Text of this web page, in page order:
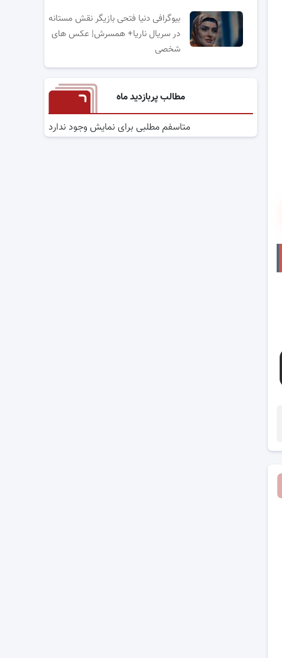
بیوگرافی دنیا فتحی بازیگر نقش مستانه
در سریال ناریا+ همسرش| عکس های
شخصی
مطالب پربازدید ماه
متاسفم مطلبی برای نمایش وجود ندارد